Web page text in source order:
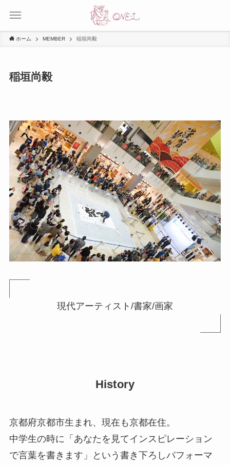
ホーム MEMBER 稲垣尚毅
稲垣尚毅
現代アーティスト/書家/画家
History
京都府京都市生まれ、現在も京都在住。
中学生の時に「あなたを見てインスピレーション
で言葉を書きます」という書き下ろしパフォーマ